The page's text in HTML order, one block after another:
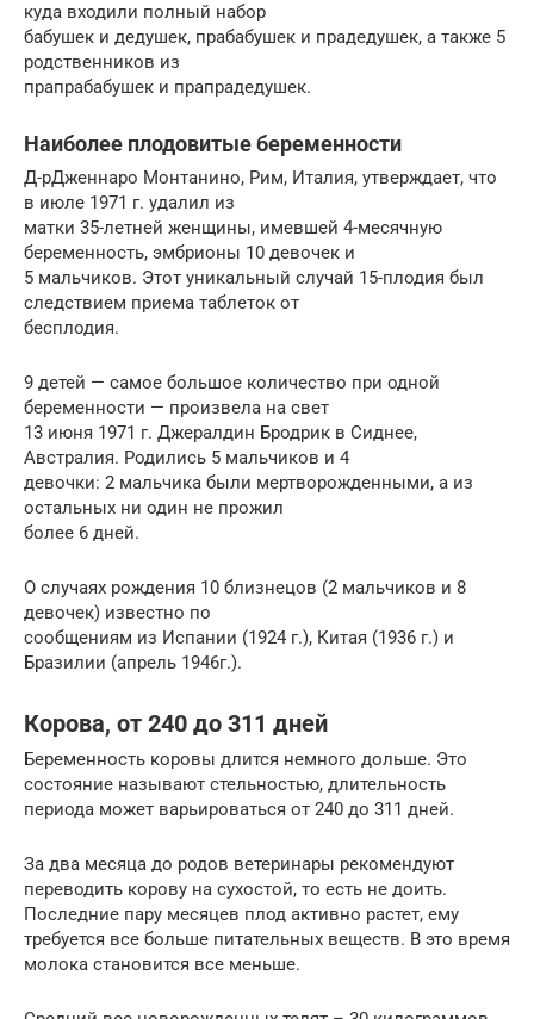
куда входили полный набор
бабушек и дедушек, прабабушек и прадедушек, а также 5
родственников из
прапрабабушек и прапрадедушек.
Наиболее плодовитые беременности
Д-рДженнаро Монтанино, Рим, Италия, утверждает, что
в июле 1971 г. удалил из
матки 35-летней женщины, имевшей 4-месячную
беременность, эмбрионы 10 девочек и
5 мальчиков. Этот уникальный случай 15-плодия был
следствием приема таблеток от
бесплодия.
9 детей — самое большое количество при одной
беременности — произвела на свет
13 июня 1971 г. Джералдин Бродрик в Сиднее,
Австралия. Родились 5 мальчиков и 4
девочки: 2 мальчика были мертворожденными, а из
остальных ни один не прожил
более 6 дней.
О случаях рождения 10 близнецов (2 мальчиков и 8
девочек) известно по
сообщениям из Испании (1924 г.), Китая (1936 г.) и
Бразилии (апрель 1946г.).
Корова, от 240 до 311 дней
Беременность коровы длится немного дольше. Это
состояние называют стельностью, длительность
периода может варьироваться от 240 до 311 дней.
За два месяца до родов ветеринары рекомендуют
переводить корову на сухостой, то есть не доить.
Последние пару месяцев плод активно растет, ему
требуется все больше питательных веществ. В это время
молока становится все меньше.